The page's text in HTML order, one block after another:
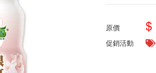
原價 $
促銷活動